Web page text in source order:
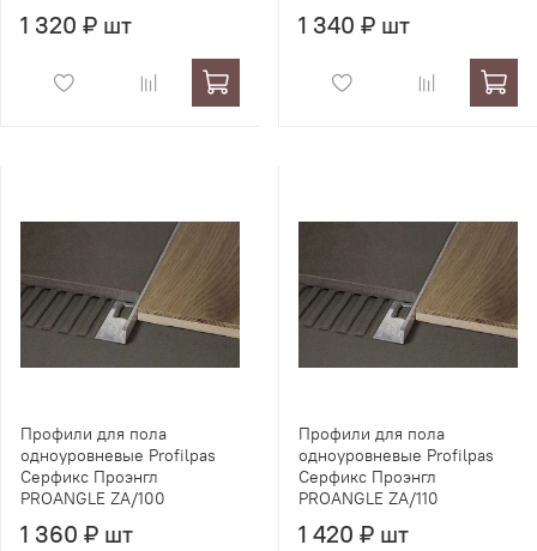
1 320 ₽ шт 1 340 ₽ шт
Профили для пола
одноуровневые Profilpas
Серфикс Проэнгл
PROANGLE ZA/100
1 360 ₽ шт
Профили для пола
одноуровневые Profilpas
Серфикс Проэнгл
PROANGLE ZA/110
1 420 ₽ шт